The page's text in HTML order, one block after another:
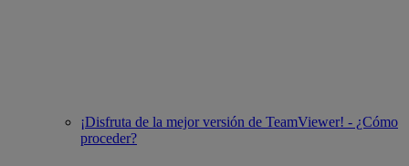
¡Disfruta de la mejor versión de TeamViewer! - ¿Cómo
proceder?